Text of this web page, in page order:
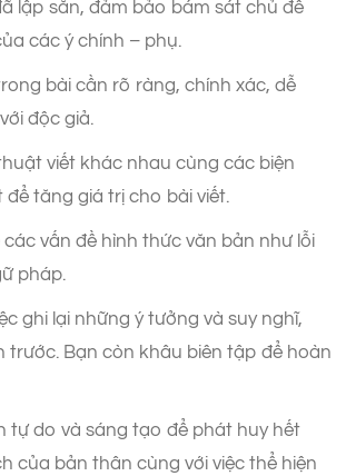
lập sẵn, đảm bảo bám sát chủ đề
các ý chính – phụ.
bài cần rõ ràng, chính xác, dễ
độc giả.
viết khác nhau cùng các biện
tăng giá trị cho bài viết.
các vấn đề hình thức văn bản như lỗi
pháp.
ghi lại những ý tưởng và suy nghĩ,
trước. Bạn còn khâu biên tập để hoàn
tự do và sáng tạo để phát huy hết
của bản thân cùng với việc thể hiện